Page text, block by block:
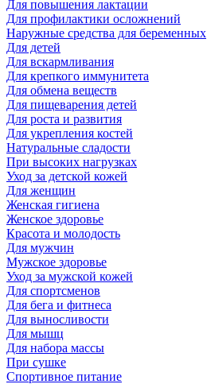
Для повышения лактации
Для профилактики осложнений
Наружные средства для беременных
Для детей
Для вскармливания
Для крепкого иммунитета
Для обмена веществ
Для пищеварения детей
Для роста и развития
Для укрепления костей
Натуральные сладости
При высоких нагрузках
Уход за детской кожей
Для женщин
Женская гигиена
Женское здоровье
Красота и молодость
Для мужчин
Мужское здоровье
Уход за мужской кожей
Для спортсменов
Для бега и фитнеса
Для выносливости
Для мышц
Для набора массы
При сушке
Спортивное питание